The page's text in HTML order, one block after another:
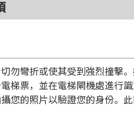
勿彎折或使其受到強烈撞擊
梯票，並在電梯閘機處進行識
您的照片以驗證您的身份。